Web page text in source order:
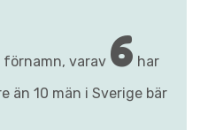
förnamn, varav 6 har
än 10 män i Sverige bär